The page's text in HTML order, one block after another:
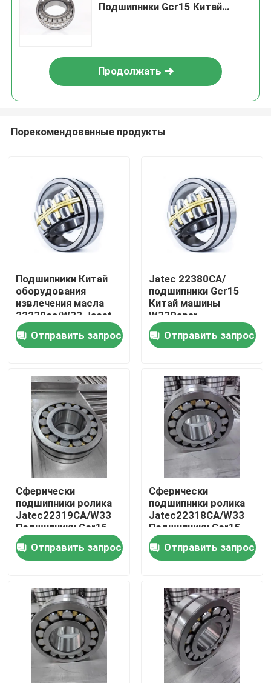
Дом
Ролики
О нас
Тур по фабрике
Контроль качества
Связаться с нами
Новости
Случаи
Промышленный подшипник ролика
Подшипники Gcr15 Китай
Продолжать
Порекомендованные продукты
Подшипники Китай
оборудования
извлечения масла
22230ca/W33 Jacet
Отправить запрос
Jatec 22380CA/
подшипники Gcr15
Китай машины
W33Paper
Отправить запрос
Сферически
подшипники ролика
Jatec22319CA/W33
Подшипники Gcr15
Китай 95×200×67
вентилятора
Отправить запрос
Сферически
подшипники ролика
Jatec22318CA/W33
Подшипники Gcr15
Китай 90×190×64
вентилятора
Отправить запрос